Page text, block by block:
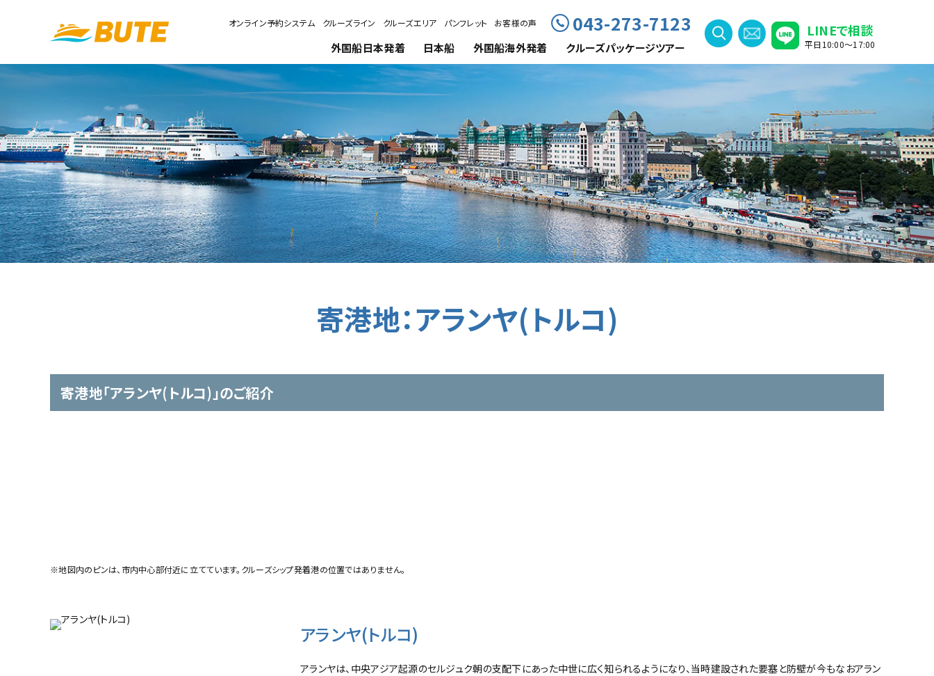
外国船日本発着 日本船 外国船海外発着 クルーズパッケージツアー
オンライン予約システム クルーズライン クルーズエリア パンフレット お客様の声 043-273-7123 LINEで相談
平日10:00〜17:00
寄港地：アランヤ(トルコ)
寄港地「アランヤ(トルコ)」のご紹介
※地図内のピンは、市内中心部付近に立てています。クルーズシップ発着港の位置ではありません。
アランヤ(トルコ)
アランヤは、中央アジア起源のセルジュク朝の支配下にあった中世に広く知られるようになり、当時建設された要塞と防壁が今もなおアラン